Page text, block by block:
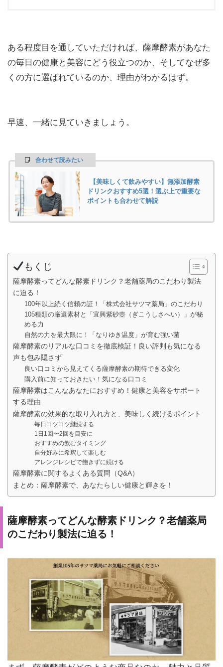
ある程度目を通していただければ、薩摩酵素があなた
の毎日の健康と美容にどう役立つのか、そしてなぜ多
くの方に選ばれているのか、理由がわかるはず。
早速、一緒に見ていきましょう。
合わせて読みたい
【美味しくて飲みやすい】無添加酵素
ドリンクおすすめ5選！選ぶ上で重要な
ポイントも合わせて解説
もくじ
薩摩酵素ってどんな酵素ドリンク？老舗薬局のこだわり製法
に迫る！
100年以上続く信頼の証！「株式会社サツマ薬局」のこだわり
105種類の厳選素材と「宜興紫砂壺（ぎこうしさへい）」が秘
める力
自然の力を最大限に！「なりゆき温度」が育む強い菌
薩摩酵素のリアルな口コミを徹底検証！良い評判も気になる
声も包み隠さず
良い口コミから見えてくる薩摩酵素の期待できる変化
購入前に知っておきたい！気になる口コミ
薩摩酵素はこんなあなたにおすすめ！健康と美容をサポート
する理由
薩摩酵素の効果的な取り入れ方と、美味しく続けるポイント
毎日コツコツ継続する
1日1回〜2回を目安に
おすすめの飲むタイミング
自分好みに希釈して楽しむ
アレンジレシピで飽きずに続ける
薩摩酵素に関するよくある質問（Q&A）
まとめ：薩摩酵素で、あなたらしい健康と輝きを！
薩摩酵素ってどんな酵素ドリンク？老舗薬局
のこだわり製法に迫る！